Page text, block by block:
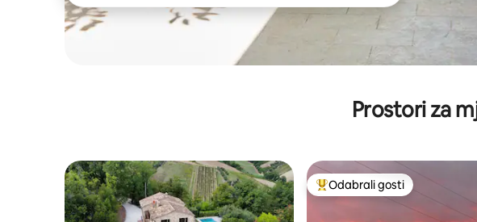
Prostori za
Među najviše rangiranima s
Odabrali gosti